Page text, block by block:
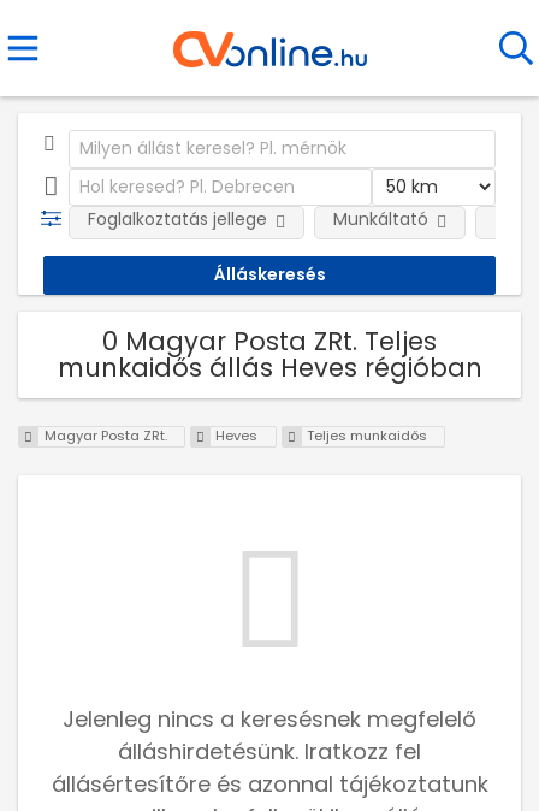
Foglalkoztatás jellege Munkáltató
0 Magyar Posta ZRt. Teljes
munkaidős állás Heves régióban
Magyar Posta ZRt. Heves Teljes munkaidős
Jelenleg nincs a keresésnek megfelelő
álláshirdetésünk. Iratkozz fel
állásértesítőre és azonnal tájékoztatunk